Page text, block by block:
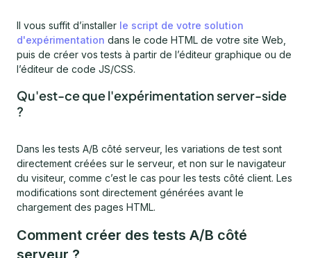
Il vous suffit d’installer le script de votre solution
d'expérimentation dans le code HTML de votre site Web,
puis de créer vos tests à partir de l’éditeur graphique ou de
l’éditeur de code JS/CSS.
Qu'est-ce que l'expérimentation server-side
?
Dans les tests A/B côté serveur, les variations de test sont
directement créées sur le serveur, et non sur le navigateur
du visiteur, comme c’est le cas pour les tests côté client. Les
modifications sont directement générées avant le
chargement des pages HTML.
Comment créer des tests A/B côté
serveur ?